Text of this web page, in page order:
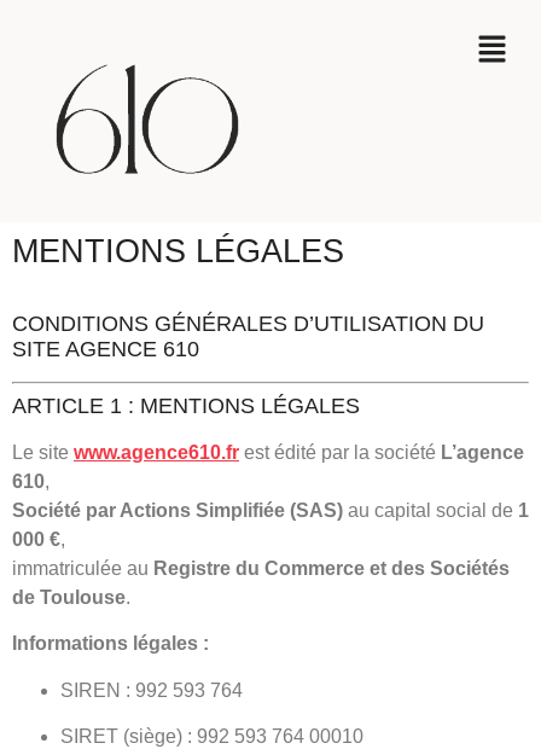
MENTIONS LÉGALES
CONDITIONS GÉNÉRALES D’UTILISATION DU
SITE AGENCE 610
ARTICLE 1 : MENTIONS LÉGALES
Le site www.agence610.fr est édité par la société L’agence
610,
Société par Actions Simplifiée (SAS) au capital social de 1
000 €,
immatriculée au Registre du Commerce et des Sociétés
de Toulouse.
Informations légales :
SIREN : 992 593 764
SIRET (siège) : 992 593 764 00010